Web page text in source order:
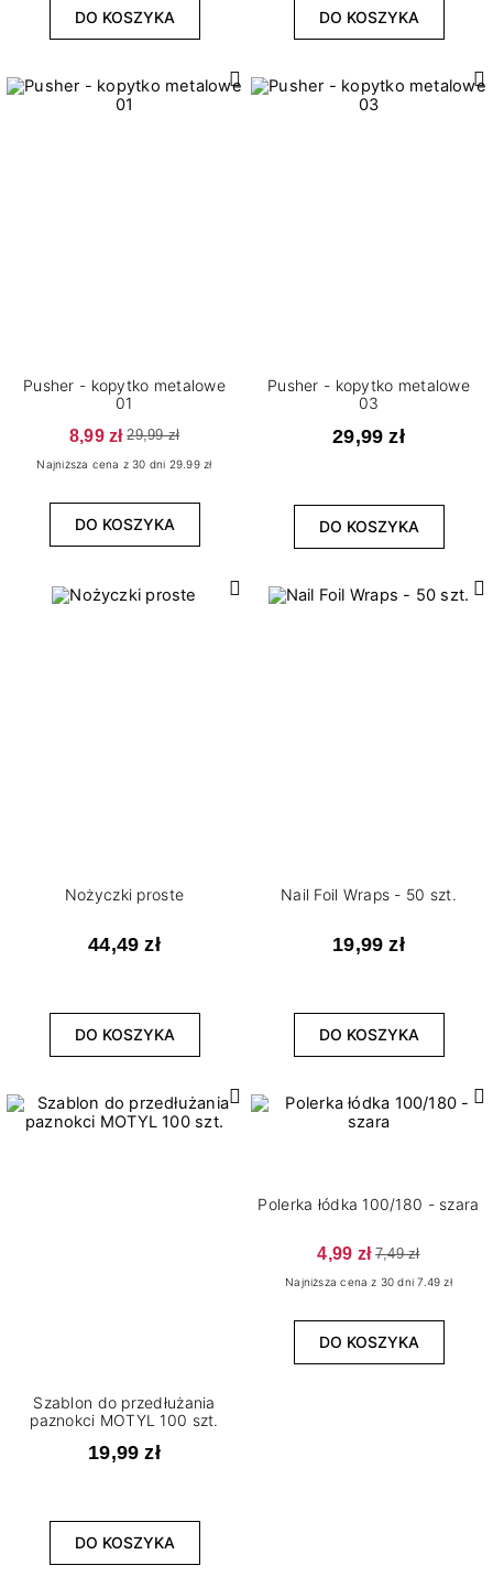
DO KOSZYKA DO KOSZYKA
Pusher - kopytko metalowe
01
8,99 zł 29,99 zł
Najniższa cena z 30 dni 29.99 zł
DO KOSZYKA
Pusher - kopytko metalowe
03
29,99 zł
DO KOSZYKA
Nożyczki proste
44,49 zł
DO KOSZYKA
Nail Foil Wraps - 50 szt.
19,99 zł
DO KOSZYKA
Szablon do przedłużania
paznokci MOTYL 100 szt.
19,99 zł
DO KOSZYKA
Polerka łódka 100/180 - szara
4,99 zł 7,49 zł
Najniższa cena z 30 dni 7.49 zł
DO KOSZYKA